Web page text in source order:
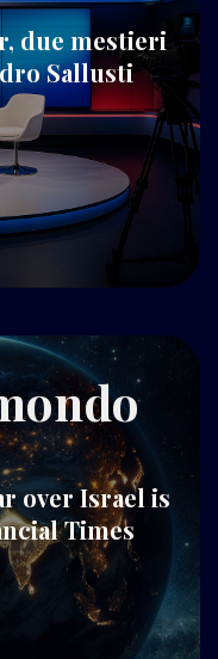
due mestieri
Sallusti
over Israel is
Times